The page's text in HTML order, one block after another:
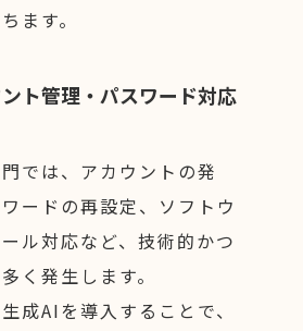
ます。
ト管理・パスワード対応
では、アカウントの発
ードの再設定、ソフトウ
ル対応など、技術的かつ
く発生します。
成AIを導入することで、